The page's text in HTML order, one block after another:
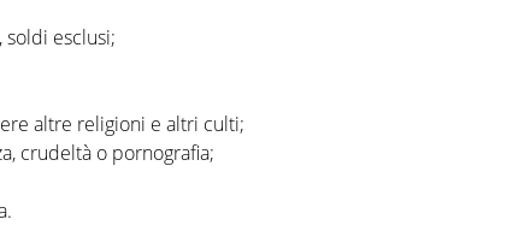
esclusi;
altre religioni e altri culti;
crudeltà o pornografia;